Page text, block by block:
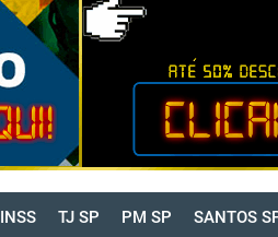
INSS TJ SP PM SP SANTOS